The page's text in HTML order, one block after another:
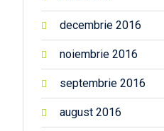
decembrie 2016
noiembrie 2016
septembrie 2016
august 2016